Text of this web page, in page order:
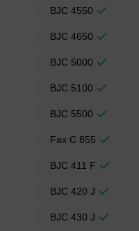
BJC 4550
BJC 4650
BJC 5000
BJC 5100
BJC 5500
Fax C 855
BJC 411 F
BJC 420 J
BJC 430 J